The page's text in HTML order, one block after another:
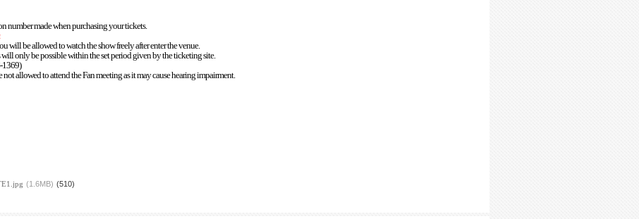
number made when purchasing your tickets.
will be allowed to watch the show freely after enter the venue.
only be possible within the set period given by the ticketing site.
1369)
not allowed to attend the Fan meeting as it may cause hearing impairment.
(1.6MB) (510)